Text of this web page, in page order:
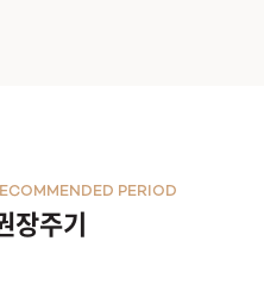
장주기
PERIOD